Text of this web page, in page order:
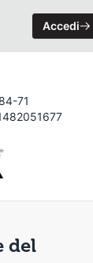
Accedi
71
del